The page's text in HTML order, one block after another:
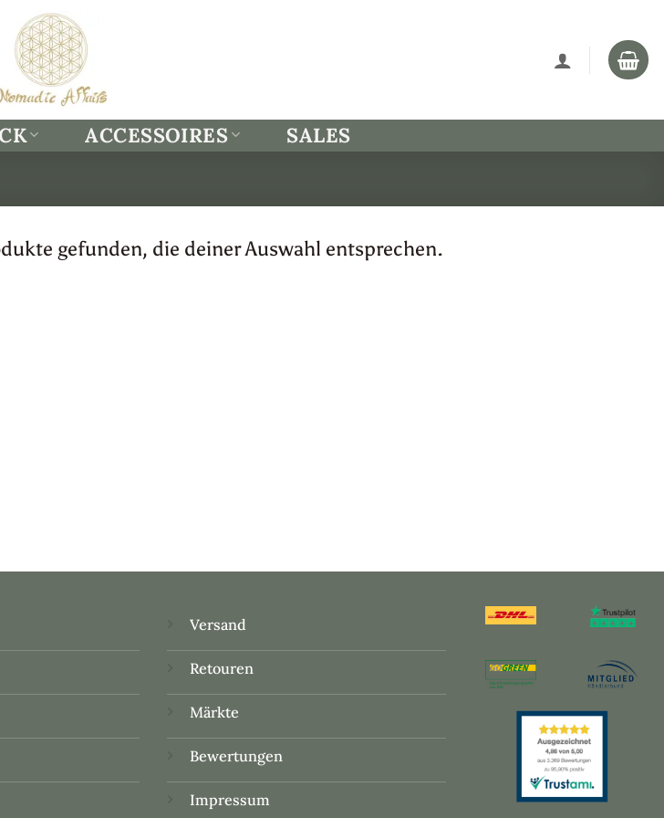
ACCESSOIRES SALES
gefunden, die deiner Auswahl entsprechen.
Versand
Retouren
Märkte
Bewertungen
Impressum